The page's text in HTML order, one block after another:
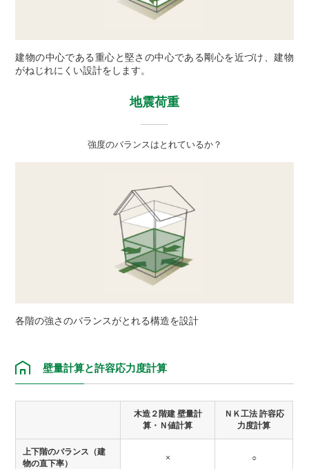
建物の中心である重心と堅さの中心である剛心を近づけ、建物
がねじれにくい設計をします。
地震荷重
強度のバランスはとれているか？
各階の強さのバランスがとれる構造を設計
壁量計算と許容応力度計算
木造２階建 壁量計
算・Ｎ値計算
ＮＫ工法 許容応
力度計算
上下階のバランス（建
物の直下率）
× ○